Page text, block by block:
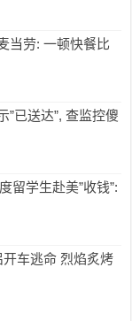
当劳: 一顿快餐比
”已送达”, 查监控傻
留学生赴美”收钱”:
车逃命 烈焰炙烤